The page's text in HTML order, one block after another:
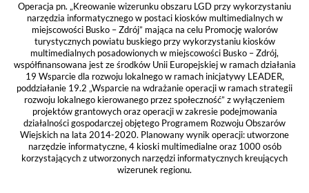
Operacja pn. „Kreowanie wizerunku obszaru LGD przy wykorzystaniu
narzędzia informatycznego w postaci kiosków multimedialnych w
miejscowości Busko – Zdrój” mająca na celu Promocję walorów
turystycznych powiatu buskiego przy wykorzystaniu kiosków
multimedialnych posadowionych w miejscowości Busko – Zdrój,
współfinansowana jest ze środków Unii Europejskiej w ramach działania
19 Wsparcie dla rozwoju lokalnego w ramach inicjatywy LEADER,
poddziałanie 19.2 „Wsparcie na wdrażanie operacji w ramach strategii
rozwoju lokalnego kierowanego przez społeczność” z wyłączeniem
projektów grantowych oraz operacji w zakresie podejmowania
działalności gospodarczej objętego Programem Rozwoju Obszarów
Wiejskich na lata 2014-2020. Planowany wynik operacji: utworzone
narzędzie informatyczne, 4 kioski multimedialne oraz 1000 osób
korzystających z utworzonych narzędzi informatycznych kreujących
wizerunek regionu.